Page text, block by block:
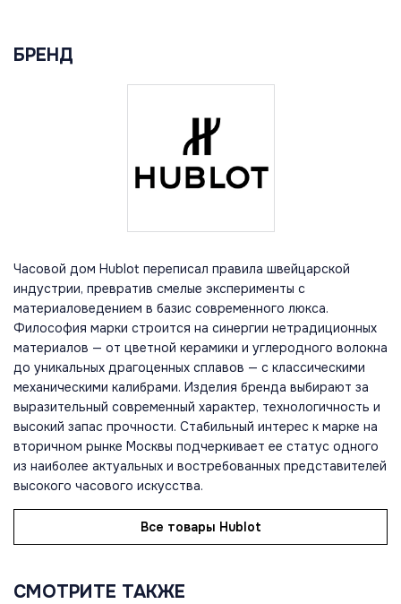
БРЕНД
Часовой дом Hublot переписал правила швейцарской
индустрии, превратив смелые эксперименты с
материаловедением в базис современного люкса.
Философия марки строится на синергии нетрадиционных
материалов — от цветной керамики и углеродного волокна
до уникальных драгоценных сплавов — с классическими
механическими калибрами. Изделия бренда выбирают за
выразительный современный характер, технологичность и
высокий запас прочности. Стабильный интерес к марке на
вторичном рынке Москвы подчеркивает ее статус одного
из наиболее актуальных и востребованных представителей
высокого часового искусства.
Все товары Hublot
СМОТРИТЕ ТАКЖЕ